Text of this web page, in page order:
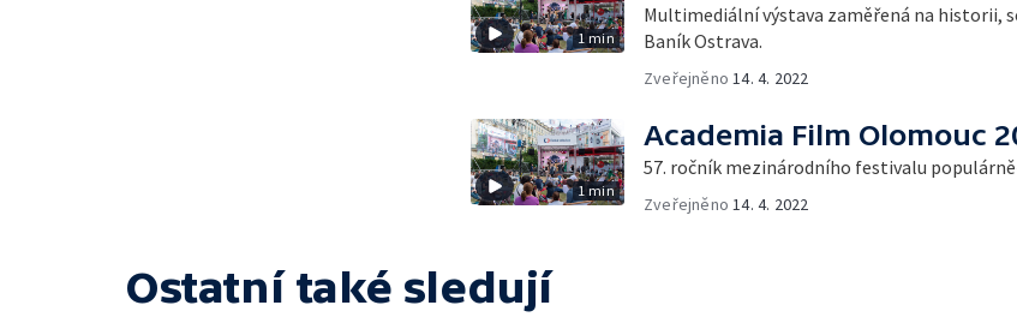
1 min
Multimediální výstava zaměřená na historii,
Baník Ostrava.
Zveřejněno 14. 4. 2022
1 min
Academia Film Olomouc
57. ročník mezinárodního festivalu
Zveřejněno 14. 4. 2022
Ostatní také sledují